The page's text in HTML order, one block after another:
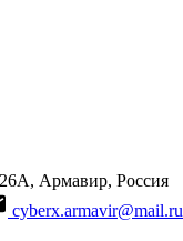
Армавир, Россия
cyberx.armavir@mail.ru